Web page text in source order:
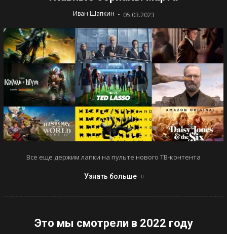
Иван Шапкин - 05.03.2023
Все еще держим лапки на пульте нового ТВ-контента
Узнать больше
Это мы смотрели в 2022 году